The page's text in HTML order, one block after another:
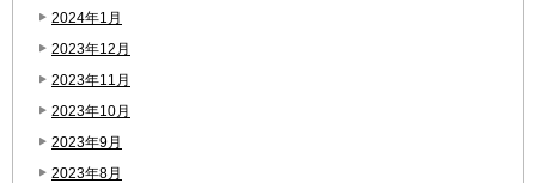
2024年1月
2023年12月
2023年11月
2023年10月
2023年9月
2023年8月